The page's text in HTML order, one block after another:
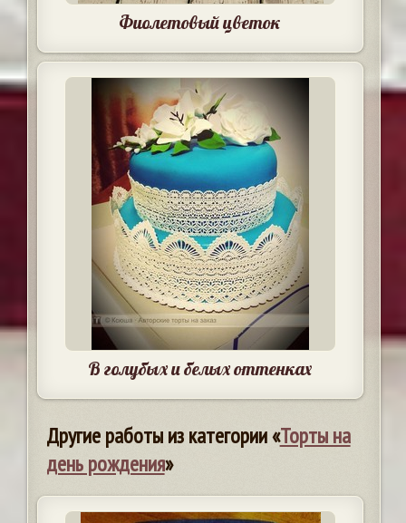
Фиолетовый цветок
В голубых и белых оттенках
Другие работы из категории «Торты на
день рождения»